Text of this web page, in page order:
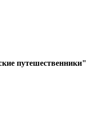
путешественники"